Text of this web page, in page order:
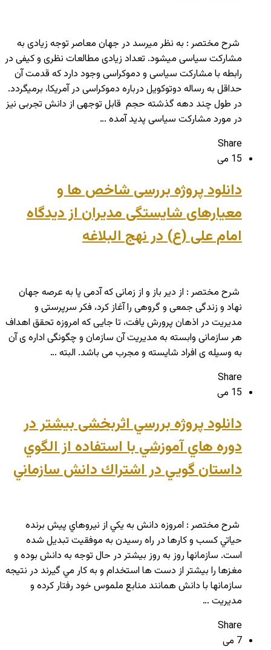
شرح مختصر : به نظر می­رسد در جهان معاصر توجه زیادی به
مشارکت سیاسی می­شود. تعداد زیادی مطالعات نظری و کیفی در
رابطه با مشارکت سیاسی و دموکراسی وجود دارد که قدمت آن
حداقل به رساله دوتوکویل درباره دموکراسی در آمریکا، برمی­گردد.
در طول چند دهه گذشته حجم قابل توجهی از دانش تجربی نیز
در مورد مشارکت سیاسی پدید آمده …
Share
15 می
دانلود پروژه بررسی شاخص ها و
معیارهای شایستگی مدیران از دیدگاه
امام علی (ع) در نهج البلاغه
شرح مختصر : از دیر باز و از زمانی که آدمی پا به عرصه جهان
نهاد و زندگی جمعی و گروهی را آغاز کرد، فکر سرپرستی و
مدیریت در اذهان پرورش یافت، تا جایی که امروزه تحقق اهداف
هر سازمانی وابسته به مدیریت آن سازمان و چگونگی اداره ی آن
به وسیله ی افراد شایسته و مجرب می باشد. البته …
Share
15 می
دانلود پروژه بررسي اثربخشی بيشتر در
دوره هاي آموزشي با استفاده از الگوي
داستان گويي در اشتراك دانش سازماني
شرح مختصر : امروزه دانش به يكي از نيروهاي پيش برنده
حياتي كسب و كارها در راه رسيدن به موفقيت تبديل شده
است. سازمانها روز به روز بيشتر در حال توجه به دانش بوده و
مغزها را بيشتر از دست ها استخدام و به كار مي گيرند در نتيجه
سازمانها با دانش همانند منابع ملموس خود رفتار كرده و
مديريت …
Share
7 می